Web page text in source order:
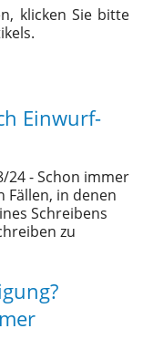
klicken Sie bitte
Einwurf-
24 - Schon immer
Fällen, in denen
Schreibens
zu